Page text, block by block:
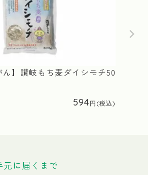
ん】讃岐もち麦ダイシモチ50
594
元に届くまで